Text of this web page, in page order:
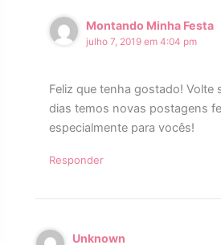
Montando Minha Festa
julho 7, 2019 em 4:04 pm
Feliz que tenha gostado! Volte
dias temos novas postagens
especialmente para vocês!
Responder
Unknown